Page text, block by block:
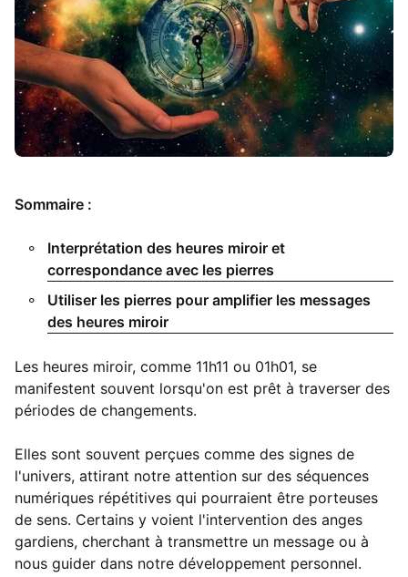
Sommaire :
Interprétation des heures miroir et
correspondance avec les pierres
Utiliser les pierres pour amplifier les messages
des heures miroir
Les heures miroir, comme 11h11 ou 01h01, se
manifestent souvent lorsqu'on est prêt à traverser des
périodes de changements.
Elles sont souvent perçues comme des signes de
l'univers, attirant notre attention sur des séquences
numériques répétitives qui pourraient être porteuses
de sens. Certains y voient l'intervention des anges
gardiens, cherchant à transmettre un message ou à
nous guider dans notre développement personnel.